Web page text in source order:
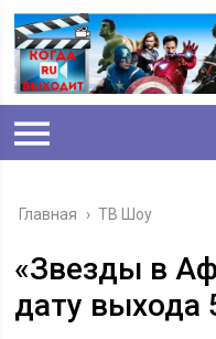
Главная › ТВ Шоу
«Звезды в
дату выхода